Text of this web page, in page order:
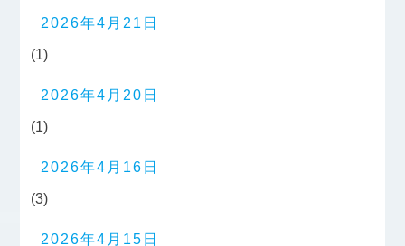
2026年4月21日
(1)
2026年4月20日
(1)
2026年4月16日
(3)
2026年4月15日